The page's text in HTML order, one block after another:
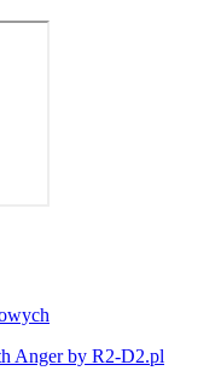
Anger by R2-D2.pl